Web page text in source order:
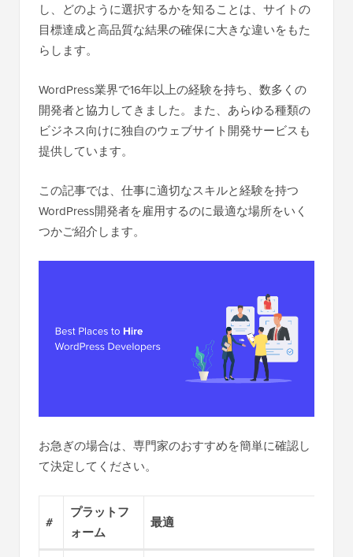
し、どのように選択するかを知ることは、サイトの
目標達成と高品質な結果の確保に大きな違いをもた
らします。
WordPress業界で16年以上の経験を持ち、数多くの
開発者と協力してきました。また、あらゆる種類の
ビジネス向けに独自のウェブサイト開発サービスも
提供しています。
この記事では、仕事に適切なスキルと経験を持つ
WordPress開発者を雇用するのに最適な場所をいく
つかご紹介します。
お急ぎの場合は、専門家のおすすめを簡単に確認し
て決定してください。
#
プラットフ
ォーム
最適